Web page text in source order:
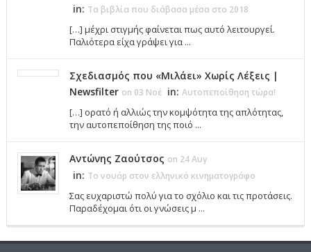
in: Τα βιβλία που διάβασα μέσα στο 2018
[…] μέχρι στιγμής φαίνεται πως αυτό λειτουργεί.
Παλιότερα είχα γράψει για ...
Σχεδιασμός που «Μιλάει» Χωρίς Λέξεις |
Newsfilter on 03 Νοέ in: Αυτοπεποίθηση τώρα!
[…] ορατό ή αλλιώς την κομψότητα της απλότητας,
την αυτοπεποίθηση της ποιό ...
Αντώνης Ζαούτσος on 24 Αυγ
in: Το νουάρ στον ελληνικό κινηματογράφο
Σας ευχαριστώ πολύ για το σχόλιο και τις προτάσεις.
Παραδέχομαι ότι οι γνώσεις μ ...